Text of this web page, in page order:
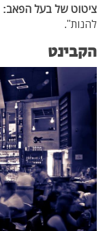
ציטוט של בעל הפאב:
להנות".
הקבינט